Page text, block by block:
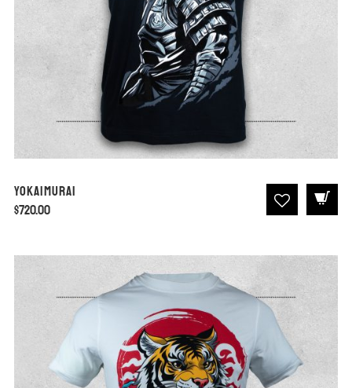
Yokaimurai
$720.00